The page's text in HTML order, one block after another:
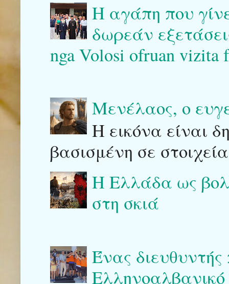
Η αγάπη που
δωρεάν
nga Volosi ofruan vizita
Μενέλαος, ο
Η εικόνα είναι
βασισμένη σε
Η Ελλάδα ως
στη σκιά
Ένας